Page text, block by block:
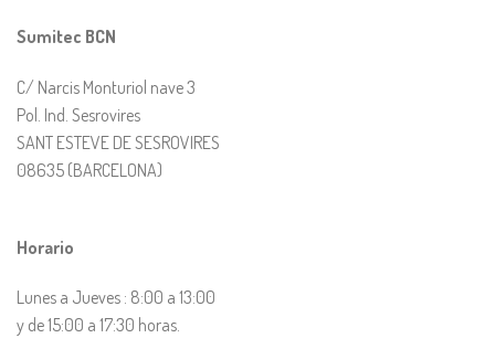
Sumitec BCN
C/ Narcis Monturiol nave 3
Pol. Ind. Sesrovires
SANT ESTEVE DE SESROVIRES
08635 (BARCELONA)
Horario
Lunes a Jueves : 8:00 a 13:00
y de 15:00 a 17:30 horas.